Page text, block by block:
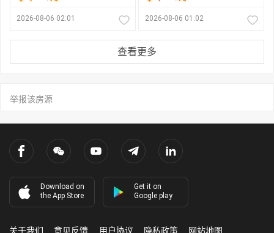
2026-08-06 02:01 2026-08-06 01:02
查看更多
举报该房源
Download on
the App Store
Get it on
Google play
关于我们 意见反馈 用户协议 隐私政策 网站地图